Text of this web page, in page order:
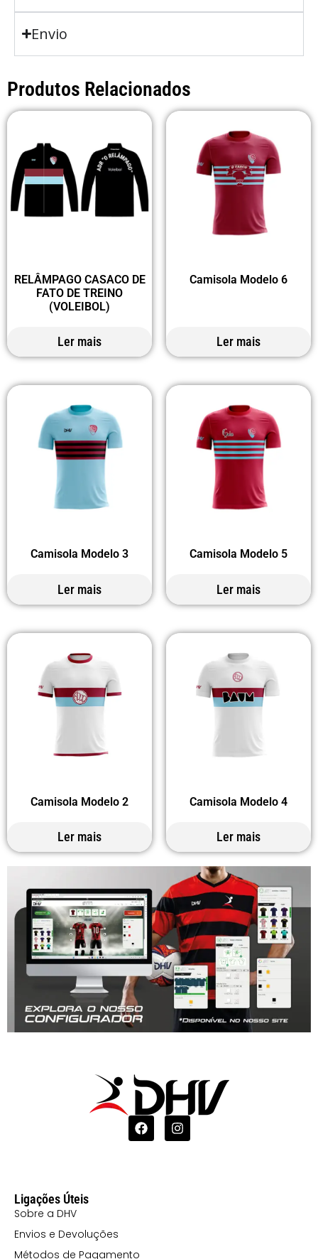
Envio
Produtos Relacionados
RELÂMPAGO CASACO DE
FATO DE TREINO
(VOLEIBOL)
Ler mais
Camisola Modelo 6
Ler mais
Camisola Modelo 3
Ler mais
Camisola Modelo 5
Ler mais
Camisola Modelo 2
Ler mais
Camisola Modelo 4
Ler mais
Ligações Úteis
Sobre a DHV
Envios e Devoluções
Métodos de Pagamento